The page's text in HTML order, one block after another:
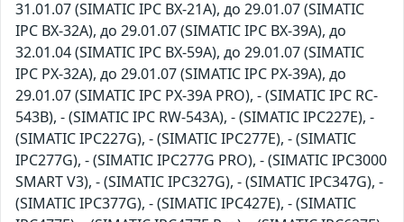
31.01.07 (SIMATIC IPC BX-21A), до 29.01.07 (SIMATIC
IPC BX-32A), до 29.01.07 (SIMATIC IPC BX-39A), до
32.01.04 (SIMATIC IPC BX-59A), до 29.01.07 (SIMATIC
IPC PX-32A), до 29.01.07 (SIMATIC IPC PX-39A), до
29.01.07 (SIMATIC IPC PX-39A PRO), - (SIMATIC IPC RC-
543B), - (SIMATIC IPC RW-543A), - (SIMATIC IPC227E), -
(SIMATIC IPC227G), - (SIMATIC IPC277E), - (SIMATIC
IPC277G), - (SIMATIC IPC277G PRO), - (SIMATIC IPC3000
SMART V3), - (SIMATIC IPC327G), - (SIMATIC IPC347G), -
(SIMATIC IPC377G), - (SIMATIC IPC427E), - (SIMATIC